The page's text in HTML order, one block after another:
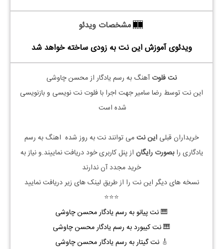
مشخصات ویدئو
ویدئوی آموزش این نت به زودی ساخته خواهد شد
نت فلوت آهنگ به رسم یادگار از محسن چاوشی
این نت توسط رضا سامیر جهت اجرا با فلوت نت نویسی و بازنویسی
شده است
خریداران قبلی این نتمی توانند نت به روز شده اهنگ به رسم
یادگاری رابصورت رایگان از پنل کاربری خود دریافت نماییند.و نیاز به
خرید مجدد آن ندارند
نسخه های دیگر این نت را از طریق لینک های زیر دریافت نمایید
⭐⭐⭐
🎹نت پیانو به رسم یادگار محسن چاوشی
🎹نت کیبورد به رسم یادگار محسن چاوشی
🎸نت گیتار به رسم یادگار محسن چاوشی